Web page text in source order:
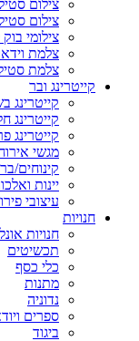
צילום
צילום
צילומי
צלמת וידאו
צלמת
קייטרינג ובר
קייטרינג
קייטרינג
קייטרינג
מגשי אירוח
קינוחים/
יינות
עיצובי
חנויות
חנויות
תכשיטים
כלי כסף
מתנות
נדוניה
ספרים
ביגוד